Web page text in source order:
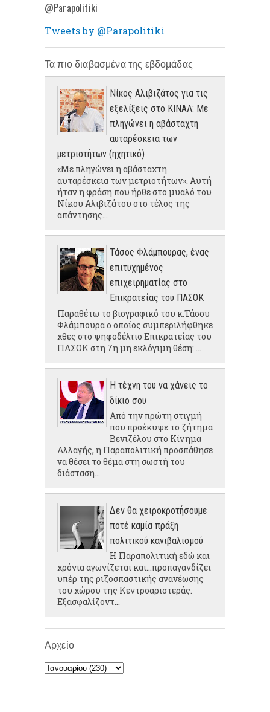
@Parapolitiki
Tweets by @Parapolitiki
Τα πιο διαβασμένα της εβδομάδας
Νίκος Αλιβιζάτος για τις
εξελίξεις στο ΚΙΝΑΛ: Με
πληγώνει η αβάσταχτη
αυταρέσκεια των
μετριοτήτων (ηχητικό)
«Με πληγώνει η αβάσταχτη
αυταρέσκεια των μετριοτήτων». Αυτή
ήταν η φράση που ήρθε στο μυαλό του
Νίκου Αλιβιζάτου στο τέλος της
απάντησης...
Τάσος Φλάμπουρας, ένας
επιτυχημένος
επιχειρηματίας στο
Επικρατείας του ΠΑΣΟΚ
Παραθέτω το βιογραφικό του κ.Τάσου
Φλάμπουρα ο οποίος συμπεριλήφθηκε
χθες στο ψηφοδέλτιο Επικρατείας του
ΠΑΣΟΚ στη 7η μη εκλόγιμη θέση: ...
Η τέχνη του να χάνεις το
δίκιο σου
Από την πρώτη στιγμή
που προέκυψε το ζήτημα
Βενιζέλου στο Κίνημα
Αλλαγής, η Παραπολιτική προσπάθησε
να θέσει το θέμα στη σωστή του
διάσταση...
Δεν θα χειροκροτήσουμε
ποτέ καμία πράξη
πολιτικού κανιβαλισμού
Η Παραπολιτική εδώ και
χρόνια αγωνίζεται και...προπαγανδίζει
υπέρ της ριζοσπαστικής ανανέωσης
του χώρου της Κεντροαριστεράς.
Εξασφαλίζοντ...
Αρχείο